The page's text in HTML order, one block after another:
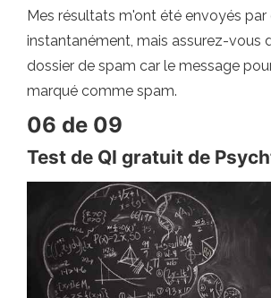
Mes résultats m'ont été envoyés
instantanément, mais assurez-vous
dossier de spam car le message
marqué comme spam.
06 de 09
Test de QI gratuit de